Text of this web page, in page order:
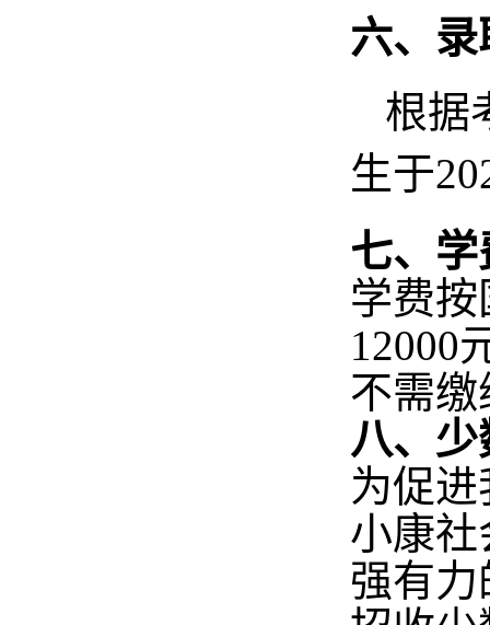
六、录
根据
生于
七、学
学费
12000
不需
八、
为促
小康
强有